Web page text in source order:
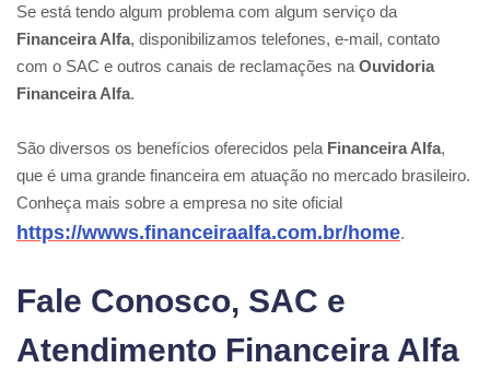
Se está tendo algum problema com algum serviço da
Financeira Alfa, disponibilizamos telefones, e-mail, contato
com o SAC e outros canais de reclamações na Ouvidoria
Financeira Alfa.
São diversos os benefícios oferecidos pela Financeira Alfa,
que é uma grande financeira em atuação no mercado brasileiro.
Conheça mais sobre a empresa no site oficial
https://wwws.financeiraalfa.com.br/home.
Fale Conosco, SAC e
Atendimento Financeira Alfa